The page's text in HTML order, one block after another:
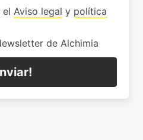
el Aviso legal y política
de Alchimia